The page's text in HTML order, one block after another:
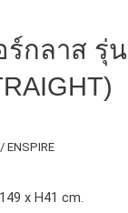
ร์กลาส รุ่น
ENSPIRE
x H41 cm.